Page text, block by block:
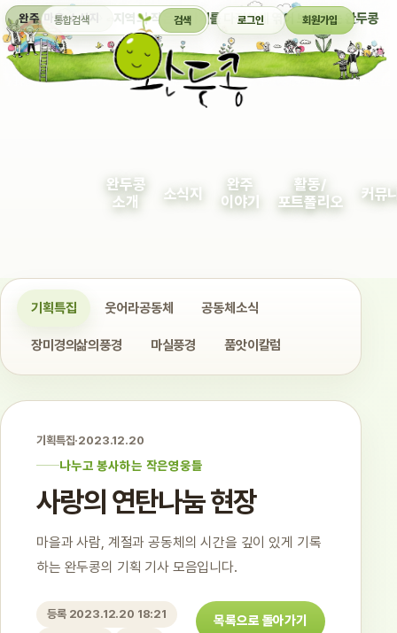
완주 마을 소식지 지역의 작은 이야기를 다정하게 엮어 보여주는 완두콩
통합검색 검색 로그인 회원가입
완두콩
소개
소식지
완주
이야기
활동/
포트폴리오
커뮤
기획특집 웃어라공동체 공동체소식
장미경의삶의풍경 마실풍경 품앗이칼럼
기획특집·2023.12.20
나누고 봉사하는 작은영웅들
사랑의 연탄나눔 현장
마을과 사람, 계절과 공동체의 시간을 깊이 있게 기록
하는 완두콩의 기획 기사 모음입니다.
등록 2023.12.20 18:21
목록으로 돌아가기